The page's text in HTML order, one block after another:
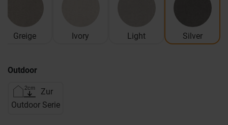
Greige Ivory Light Silver
Outdoor
Zur
Outdoor Serie